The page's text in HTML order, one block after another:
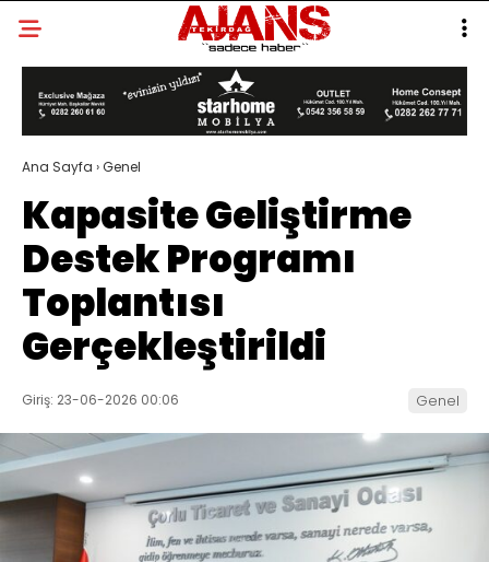
Ana Sayfa ›Genel
Kapasite Geliştirme
Destek Programı
Toplantısı
Gerçekleştirildi
Giriş: 23-06-2026 00:06 Genel